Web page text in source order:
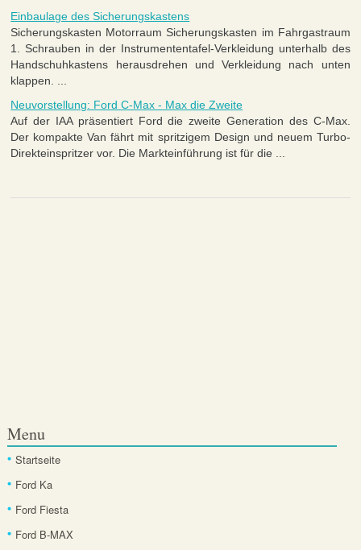
Einbaulage des Sicherungskastens
Sicherungskasten Motorraum Sicherungskasten im Fahrgastraum
1. Schrauben in der Instrumententafel-Verkleidung unterhalb des
Handschuhkastens herausdrehen und Verkleidung nach unten
klappen. ...
Neuvorstellung: Ford C-Max - Max die Zweite
Auf der IAA präsentiert Ford die zweite Generation des C-Max.
Der kompakte Van fährt mit spritzigem Design und neuem Turbo-
Direkteinspritzer vor. Die Markteinführung ist für die ...
Menu
Startseite
Ford Ka
Ford Fiesta
Ford B-MAX